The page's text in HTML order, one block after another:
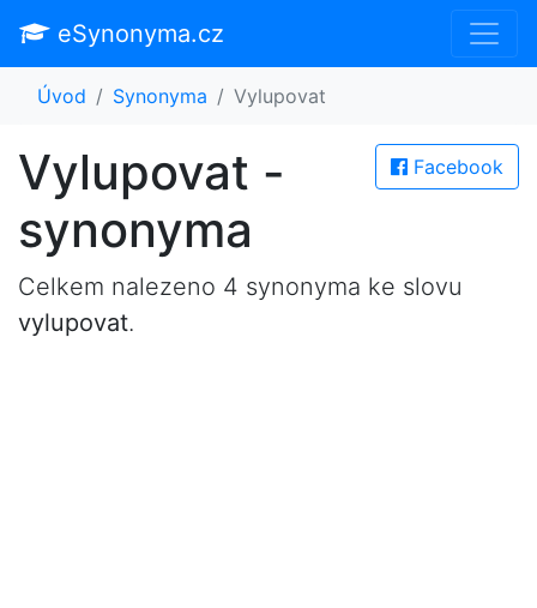
eSynonyma.cz
Úvod Synonyma Vylupovat
Facebook
Vylupovat -
synonyma
Celkem nalezeno 4 synonyma ke slovu
vylupovat.